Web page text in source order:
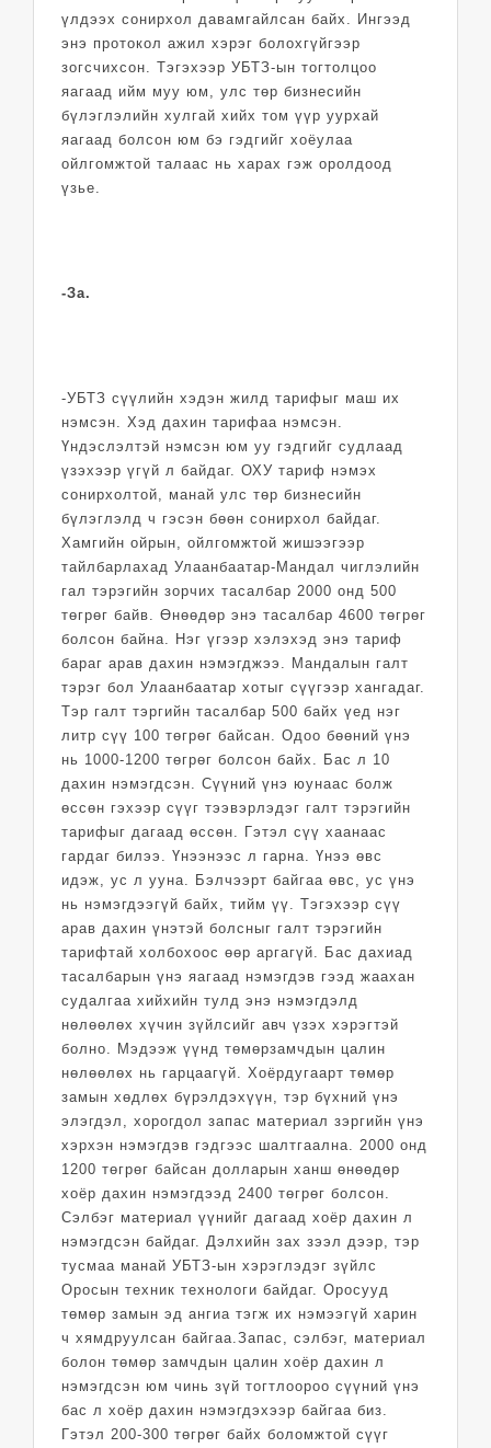
үлдээх сонирхол давамгайлсан байх. Ингээд
энэ протокол ажил хэрэг болохгүйгээр
зогсчихсон. Тэгэхээр УБТЗ-ын тогтолцоо
яагаад ийм муу юм, улс төр бизнесийн
бүлэглэлийн хулгай хийх том үүр уурхай
яагаад болсон юм бэ гэдгийг хоёулаа
ойлгомжтой талаас нь харах гэж оролдоод
үзье.
-За.
-УБТЗ сүүлийн хэдэн жилд тарифыг маш их
нэмсэн. Хэд дахин тарифаа нэмсэн.
Үндэслэлтэй нэмсэн юм уу гэдгийг судлаад
үзэхээр үгүй л байдаг. ОХУ тариф нэмэх
сонирхолтой, манай улс төр бизнесийн
бүлэглэлд ч гэсэн бөөн сонирхол байдаг.
Хамгийн ойрын, ойлгомжтой жишээгээр
тайлбарлахад Улаанбаатар-Мандал чиглэлийн
гал тэрэгийн зорчих тасалбар 2000 онд 500
төгрөг байв. Өнөөдөр энэ тасалбар 4600 төгрөг
болсон байна. Нэг үгээр хэлэхэд энэ тариф
бараг арав дахин нэмэгджээ. Мандалын галт
тэрэг бол Улаанбаатар хотыг сүүгээр хангадаг.
Тэр галт тэргийн тасалбар 500 байх үед нэг
литр сүү 100 төгрөг байсан. Одоо бөөний үнэ
нь 1000-1200 төгрөг болсон байх. Бас л 10
дахин нэмэгдсэн. Сүүний үнэ юунаас болж
өссөн гэхээр сүүг тээвэрлэдэг галт тэрэгийн
тарифыг дагаад өссөн. Гэтэл сүү хаанаас
гардаг билээ. Үнээнээс л гарна. Үнээ өвс
идэж, ус л ууна. Бэлчээрт байгаа өвс, ус үнэ
нь нэмэгдээгүй байх, тийм үү. Тэгэхээр сүү
арав дахин үнэтэй болсныг галт тэрэгийн
тарифтай холбохоос өөр аргагүй. Бас дахиад
тасалбарын үнэ яагаад нэмэгдэв гээд жаахан
судалгаа хийхийн тулд энэ нэмэгдэлд
нөлөөлөх хүчин зүйлсийг авч үзэх хэрэгтэй
болно. Мэдээж үүнд төмөрзамчдын цалин
нөлөөлөх нь гарцаагүй. Хоёрдугаарт төмөр
замын хөдлөх бүрэлдэхүүн, тэр бүхний үнэ
элэгдэл, хорогдол запас материал зэргийн үнэ
хэрхэн нэмэгдэв гэдгээс шалтгаална. 2000 онд
1200 төгрөг байсан долларын ханш өнөөдөр
хоёр дахин нэмэгдээд 2400 төгрөг болсон.
Сэлбэг материал үүнийг дагаад хоёр дахин л
нэмэгдсэн байдаг. Дэлхийн зах зээл дээр, тэр
тусмаа манай УБТЗ-ын хэрэглэдэг зүйлс
Оросын техник технологи байдаг. Оросууд
төмөр замын эд ангиа тэгж их нэмээгүй харин
ч хямдруулсан байгаа.Запас, сэлбэг, материал
болон төмөр замчдын цалин хоёр дахин л
нэмэгдсэн юм чинь зүй тогтлоороо сүүний үнэ
бас л хоёр дахин нэмэгдэхээр байгаа биз.
Гэтэл 200-300 төгрөг байх боломжтой сүүг